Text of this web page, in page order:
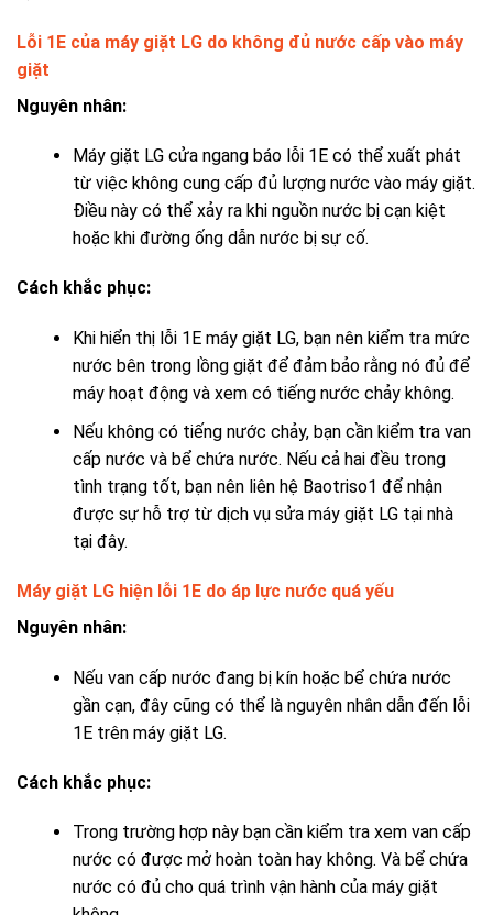
Lỗi 1E của máy giặt LG do không đủ nước cấp vào máy
giặt
Nguyên nhân:
Máy giặt LG cửa ngang báo lỗi 1E có thể xuất phát
từ việc không cung cấp đủ lượng nước vào máy giặt.
Điều này có thể xảy ra khi nguồn nước bị cạn kiệt
hoặc khi đường ống dẫn nước bị sự cố.
Cách khắc phục:
Khi hiển thị lỗi 1E máy giặt LG, bạn nên kiểm tra mức
nước bên trong lồng giặt để đảm bảo rằng nó đủ để
máy hoạt động và xem có tiếng nước chảy không.
Nếu không có tiếng nước chảy, bạn cần kiểm tra van
cấp nước và bể chứa nước. Nếu cả hai đều trong
tình trạng tốt, bạn nên liên hệ Baotriso1 để nhận
được sự hỗ trợ từ dịch vụ sửa máy giặt LG tại nhà
tại đây.
Máy giặt LG hiện lỗi 1E do áp lực nước quá yếu
Nguyên nhân:
Nếu van cấp nước đang bị kín hoặc bể chứa nước
gần cạn, đây cũng có thể là nguyên nhân dẫn đến lỗi
1E trên máy giặt LG.
Cách khắc phục:
Trong trường hợp này bạn cần kiểm tra xem van cấp
nước có được mở hoàn toàn hay không. Và bể chứa
nước có đủ cho quá trình vận hành của máy giặt